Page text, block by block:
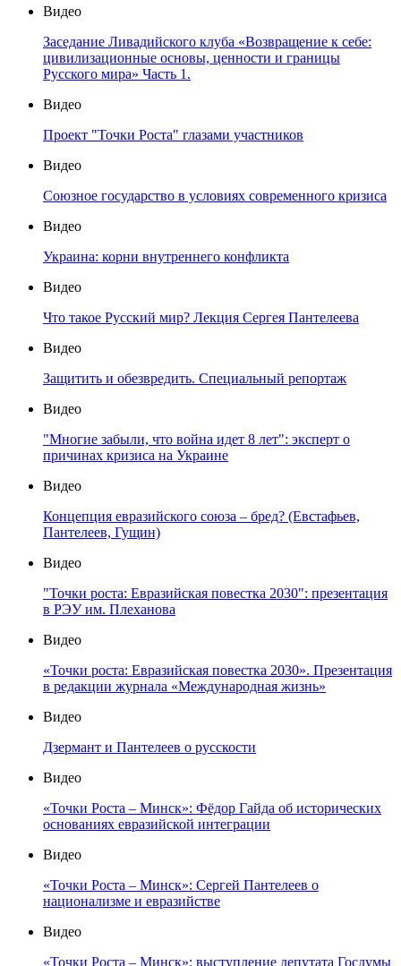
Видео
Заседание Ливадийского клуба «Возвращение к себе:
цивилизационные основы, ценности и границы
Русского мира» Часть 1.
Видео
Проект "Точки Роста" глазами участников
Видео
Союзное государство в условиях современного кризиса
Видео
Украина: корни внутреннего конфликта
Видео
Что такое Русский мир? Лекция Сергея Пантелеева
Видео
Защитить и обезвредить. Специальный репортаж
Видео
"Многие забыли, что война идет 8 лет": эксперт о
причинах кризиса на Украине
Видео
Концепция евразийского союза – бред? (Евстафьев,
Пантелеев, Гущин)
Видео
"Точки роста: Евразийская повестка 2030": презентация
в РЭУ им. Плеханова
Видео
«Точки роста: Евразийская повестка 2030». Презентация
в редакции журнала «Международная жизнь»
Видео
Дзермант и Пантелеев о русскости
Видео
«Точки Роста – Минск»: Фёдор Гайда об исторических
основаниях евразийской интеграции
Видео
«Точки Роста – Минск»: Сергей Пантелеев о
национализме и евразийстве
Видео
«Точки Роста – Минск»: выступление депутата Госдумы